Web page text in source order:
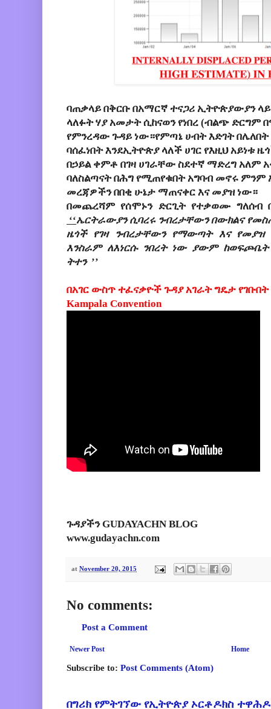
ባጠቃላይ በቅርቡ በአማርኛ ተናጋሪ ኢትዮጵያውያን
ላለፉት ሃያ አመታት ሲከናወንየነበረ (ብልጭ ድርግም
የምንረዳው ጉዳይ ነው።የምጣኔ ሀብት እድገት በሌለበት
ባሰፈነበት እንደኢትዮጵያ ላለች ሀገር የእዚህአይነቱ
በኃይል ቀምቶ በገዛ ሀገራቸውስደተኛ ማድረግ አለም
ባለስልጣናትበሕግ የሚጠየቁበት አግባብ መኖሩ
መረጃዎችን በበቂ ሁኔታ ማጠናቀር እና መያዝ ነው።
በመጨረሻም የሰሞኑን ድርጊት የተቃወሙ ግለሰብ
‘‘ኤርትራውያን ሲባረሩ ንብረታቸውን በውክልና
ዜጎች የገዛ ንብረታቸውን የማውጣት እና
እንስራም ለእነርሱ ንበረት ነው ያውም
ትተን’’
በአገር ውስጥ ተፈናቃዮች ጉዳያ አገራት ግዴታ
Kampala Convention
ጉዳያችን GUDAYACHN BLOG
www.gudayachn.com
at November 20, 2015
No comments:
Post a Comment
Newer Post Home
Subscribe to: Post Comments (Atom)
በግሪክ የምትገኘው የኢትዮጵያ ኦርቶዶክስ